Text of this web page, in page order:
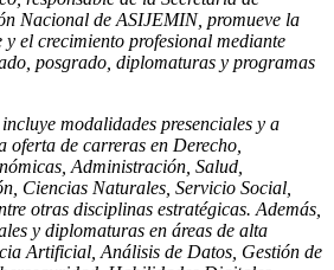
Nacional de ASIJEMIN, promueve la
el crecimiento profesional mediante
posgrado, diplomaturas y programas
modalidades presenciales y a
de carreras en Derecho,
Administración, Salud,
Ciencias Naturales, Servicio Social,
otras disciplinas estratégicas. Además,
y diplomaturas en áreas de alta
Artificial, Análisis de Datos, Gestión de